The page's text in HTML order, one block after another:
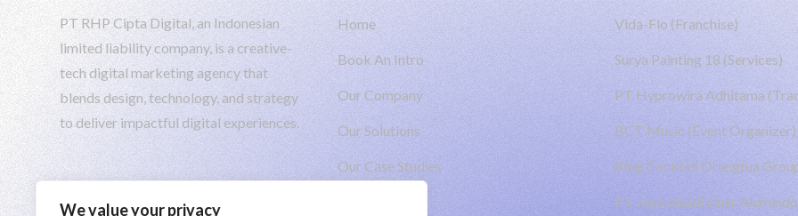
We value your privacy
PT RHP Cipta Digital, an Indonesian
limited liability company, is a creative-
tech digital marketing agency that
blends design, technology, and strategy
to deliver impactful digital experiences.
Home
Book An Intro
Our Company
Our Solutions
Our Case Studies
Vida-Flo (Franchise)
Surya Painting 18 (Services)
PT Hyprowira Adhitama
BCT Music (Event Organizer)
King Cocktail Orangtua
PT Jaya Abadi Sinar